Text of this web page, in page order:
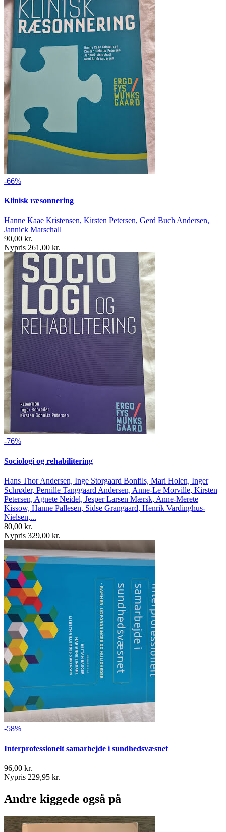
-66%
Klinisk ræsonnering
Hanne Kaae Kristensen, Kirsten Petersen, Gerd Buch Andersen,
Jannick Marschall
90,00 kr.
Nypris 261,00 kr.
-76%
Sociologi og rehabilitering
Hans Thor Andersen, Inge Storgaard Bonfils, Mari Holen, Inger
Schrøder, Pernille Tanggaard Andersen, Anne-Le Morville, Kirsten
Petersen, Agnete Neidel, Jesper Larsen Mærsk, Anne-Merete
Kissow, Hanne Pallesen, Sidse Grangaard, Henrik Vardinghus-
Nielsen,...
80,00 kr.
Nypris 329,00 kr.
-58%
Interprofessionelt samarbejde i sundhedsvæsnet
96,00 kr.
Nypris 229,95 kr.
Andre kiggede også på